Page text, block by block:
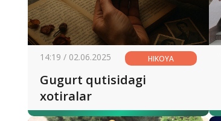
14:19 / 02.06.2025 HIKOYA
Gugurt qutisidagi
xotiralar